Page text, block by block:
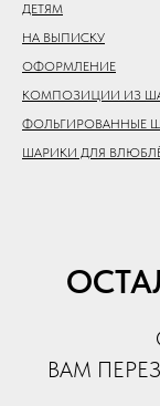
ДЕТЯМ
НА ВЫПИСКУ
ОФОРМЛЕНИЕ
КОМПОЗИЦИИ ИЗ
ФОЛЬГИРОВАННЫЕ
ШАРИКИ ДЛЯ
ВАМ